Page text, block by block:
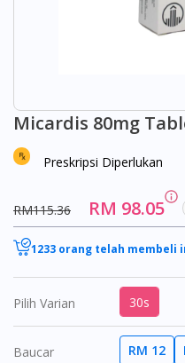
Micardis 80mg
Preskripsi Diperlukan
RM115.36 RM 98.05
1233 orang telah membeli
Pilih Varian 30s
Baucar RM 12